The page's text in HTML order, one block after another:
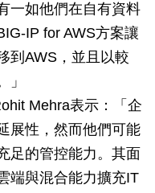
一如他們在自有資料
IP for AWS方案讓
到 AWS，並且以較
」
Mehra表示：「企
展性，然而他們可能
足的管控能力。其面
端與混合能力擴充IT